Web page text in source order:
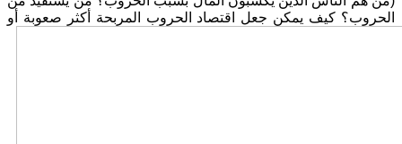
الحروب؟ كيف يمكن جعل اقتصاد
الحروب المربحة أكثر صعوبة أو